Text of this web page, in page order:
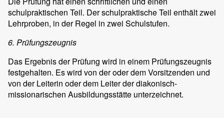
schulpraktischen Teil. Der schulpraktische Teil enthält zwei
Lehrproben, in der Regel in zwei Schulstufen.
6. Prüfungszeugnis
Das Ergebnis der Prüfung wird in einem Prüfungszeugnis
festgehalten. Es wird von der oder dem Vorsitzenden und
von der Leiterin oder dem Leiter der diakonisch-
missionarischen Ausbildungsstätte unterzeichnet.